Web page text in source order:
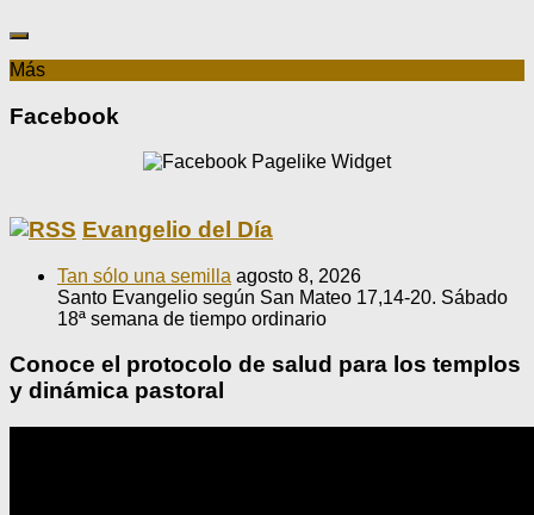
Más
Facebook
Evangelio del Día
Tan sólo una semilla agosto 8, 2026
Santo Evangelio según San Mateo 17,14-20. Sábado
18ª semana de tiempo ordinario
Conoce el protocolo de salud para los templos
y dinámica pastoral